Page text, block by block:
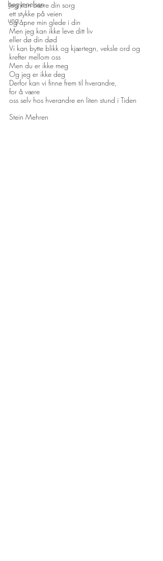
begynnelsen
ung
Jeg kan bære din sorg
ett stykke på veien
og åpne min glede i din
Men jeg kan ikke leve ditt liv
eller dø din død
Vi kan bytte blikk og kjærtegn, veksle ord og
krefter mellom oss
Men du er ikke meg
Og jeg er ikke deg
Derfor kan vi finne frem til hverandre,
for å være
oss selv hos hverandre en liten stund i Tiden
Stein Mehren